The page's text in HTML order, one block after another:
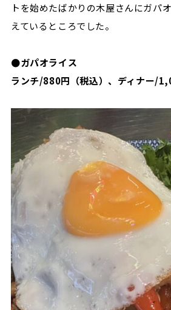
トを始めたばかりの木屋さんにガパ
えているところでした。
●ガパオライス
ランチ/880円（税込）、ディナー/